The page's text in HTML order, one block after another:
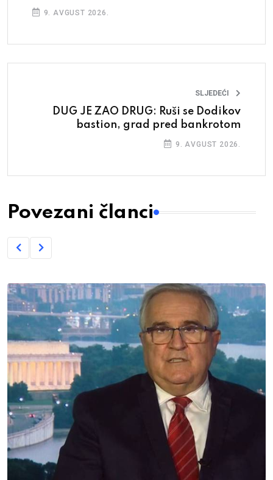
9. AVGUST 2026.
SLJEDEĆI
DUG JE ZAO DRUG: Ruši se Dodikov
bastion, grad pred bankrotom
9. AVGUST 2026.
Povezani članci